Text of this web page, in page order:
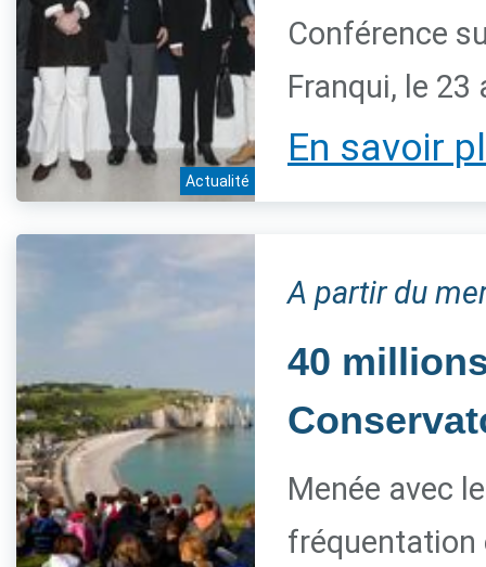
Actualité
Conférence
Franqui, le 23
En savoir
A partir du
40
Menée avec
fréquentation